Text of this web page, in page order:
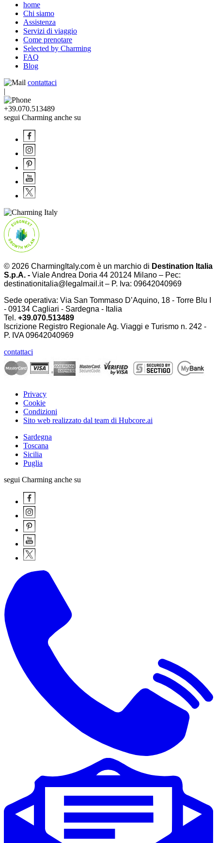
home
Chi siamo
Assistenza
Servizi di viaggio
Come prenotare
Selected by Charming
FAQ
Blog
contattaci
|
+39.070.513489
segui Charming anche su
© 2026 CharmingItaly.com è un marchio di Destination Italia
S.p.A. - Viale Andrea Doria 44 20124 Milano – Pec:
destinationitalia@legalmail.it – P. Iva: 09642040969
Sede operativa: Via San Tommaso D’Aquino, 18 - Torre Blu I
- 09134 Cagliari - Sardegna - Italia
Tel. +39.070.513489
Iscrizione Registro Regionale Ag. Viaggi e Turismo n. 242 -
P. IVA09642040969
contattaci
Privacy
Cookie
Condizioni
Sito web realizzato dal team di Hubcore.ai
Sardegna
Toscana
Sicilia
Puglia
segui Charming anche su